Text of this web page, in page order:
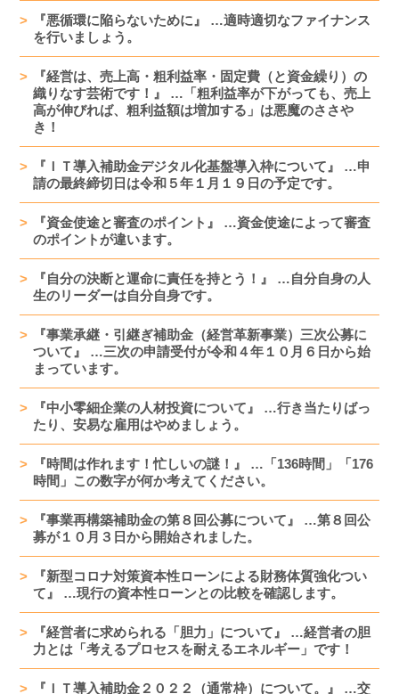
『悪循環に陥らないために』 …適時適切なファイナンス
を行いましょう。
『経営は、売上高・粗利益率・固定費（と資金繰り）の
織りなす芸術です！』 …「粗利益率が下がっても、売上
高が伸びれば、粗利益額は増加する」は悪魔のささや
き！
『ＩＴ導入補助金デジタル化基盤導入枠について』 …申
請の最終締切日は令和５年１月１９日の予定です。
『資金使途と審査のポイント』 …資金使途によって審査
のポイントが違います。
『自分の決断と運命に責任を持とう！』 …自分自身の人
生のリーダーは自分自身です。
『事業承継・引継ぎ補助金（経営革新事業）三次公募に
ついて』 …三次の申請受付が令和４年１０月６日から始
まっています。
『中小零細企業の人材投資について』 …行き当たりばっ
たり、安易な雇用はやめましょう。
『時間は作れます！忙しいの謎！』 …「136時間」「176
時間」この数字が何か考えてください。
『事業再構築補助金の第８回公募について』 …第８回公
募が１０月３日から開始されました。
『新型コロナ対策資本性ローンによる財務体質強化つい
て』 …現行の資本性ローンとの比較を確認します。
『経営者に求められる「胆力」について』 …経営者の胆
力とは「考えるプロセスを耐えるエネルギー」です！
『ＩＴ導入補助金２０２２（通常枠）について。』 …交